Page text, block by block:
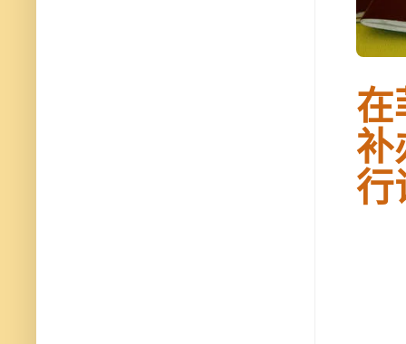
在
补
行